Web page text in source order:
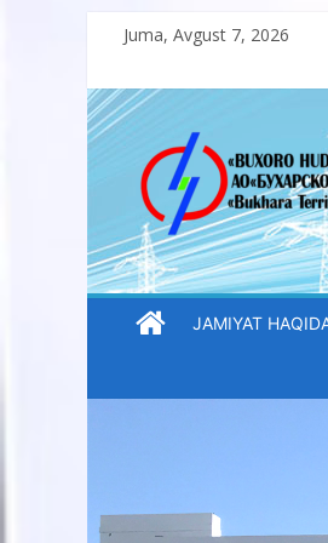
content
Juma, Avgust 7, 2026
elektr
“Buxoro
JAMIYAT